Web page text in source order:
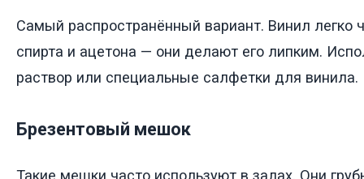
Самый распространённый вариант. Винил легко
спирта и ацетона — они делают его липким.
раствор или специальные салфетки для винила.
Брезентовый мешок
Такие мешки часто используют в залах. Они